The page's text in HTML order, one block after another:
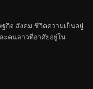
กิจ สังคม ชีวิตความเป็นอยู่
ะคนลาวที่อาศัยอยู่ใน